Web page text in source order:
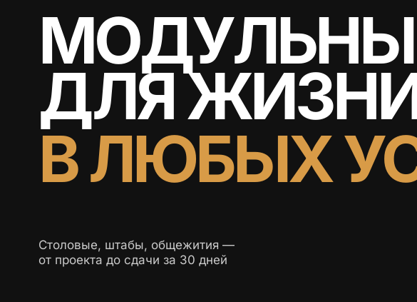
ДЛЯ
В ЛЮБЫХ
Столовые, штабы, общежития —
от проекта до сдачи за 30 дней